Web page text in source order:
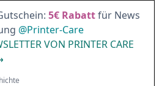
5€ Rabattfür News
@Printer-Care
VON PRINTER CARE